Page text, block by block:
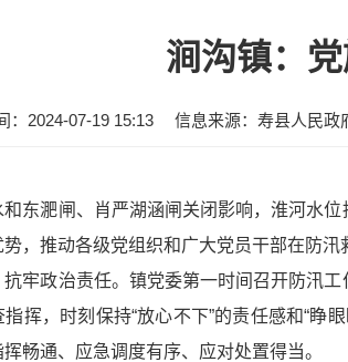
涧沟镇：
：2024-07-19 15:13 信息来源：寿县人民政
和东淝闸、肖严湖涵闸关闭影响，淮河水
，推动各级党组织和广大党员干部在防汛
抗牢政治责任。镇党委第一时间召开防汛
挥，时刻保持“放心不下”的责任感和“睁
畅通、应急调度有序、应对处置得当。